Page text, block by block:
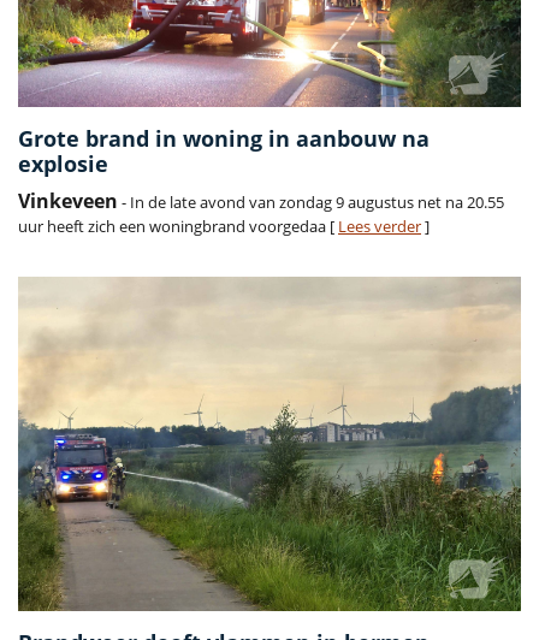
Grote brand in woning in aanbouw na
explosie
Vinkeveen - In de late avond van zondag 9 augustus net na 20.55
uur heeft zich een woningbrand voorgedaa [ Lees verder]